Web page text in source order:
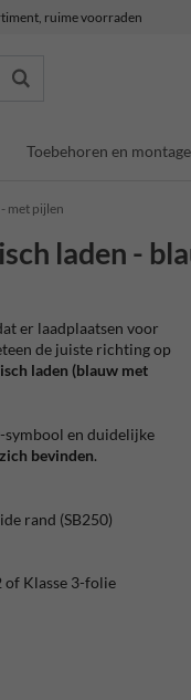
ruime voorraden
Toebehoren en
met pijlen
laden -
er laadplaatsen voor
de juiste richting op
laden (blauw met
en duidelijke
bevinden.
rand (SB250)
of Klasse 3-folie